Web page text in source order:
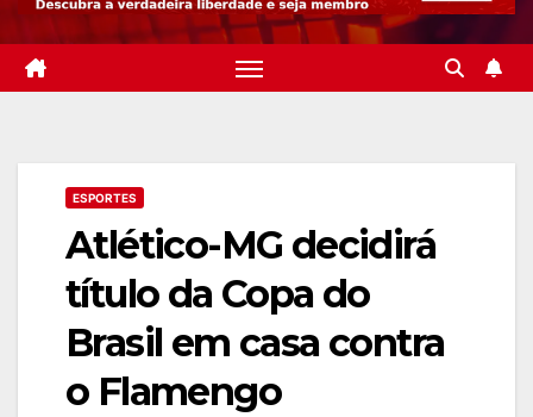
ESPORTES
Atlético-MG decidirá
título da Copa do
Brasil em casa contra
o Flamengo